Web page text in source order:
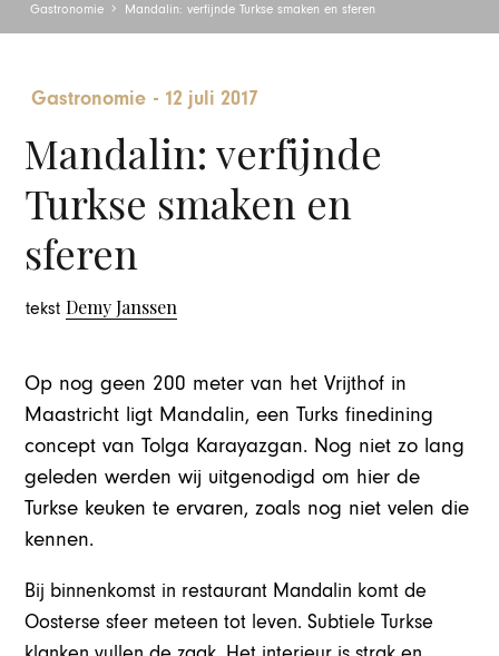
Gastronomie Mandalin: verfijnde Turkse smaken en sferen
Gastronomie - 12 juli 2017
Mandalin: verfijnde
Turkse smaken en
sferen
tekstDemy Janssen
Op nog geen 200 meter van het Vrijthof in
Maastricht ligt Mandalin, een Turks finedining
concept van Tolga Karayazgan. Nog niet zo lang
geleden werden wij uitgenodigd om hier de
Turkse keuken te ervaren, zoals nog niet velen die
kennen.
Bij binnenkomst in restaurant Mandalin komt de
Oosterse sfeer meteen tot leven. Subtiele Turkse